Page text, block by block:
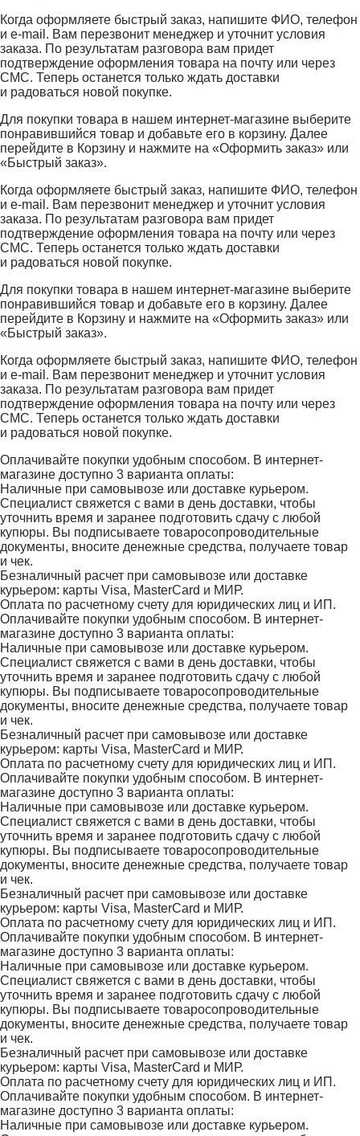
Когда оформляете быстрый заказ, напишите ФИО, телефон
и e-mail. Вам перезвонит менеджер и уточнит условия
заказа. По результатам разговора вам придет
подтверждение оформления товара на почту или через
СМС. Теперь останется только ждать доставки
и радоваться новой покупке.
Для покупки товара в нашем интернет-магазине выберите
понравившийся товар и добавьте его в корзину. Далее
перейдите в Корзину и нажмите на «Оформить заказ» или
«Быстрый заказ».
Когда оформляете быстрый заказ, напишите ФИО, телефон
и e-mail. Вам перезвонит менеджер и уточнит условия
заказа. По результатам разговора вам придет
подтверждение оформления товара на почту или через
СМС. Теперь останется только ждать доставки
и радоваться новой покупке.
Для покупки товара в нашем интернет-магазине выберите
понравившийся товар и добавьте его в корзину. Далее
перейдите в Корзину и нажмите на «Оформить заказ» или
«Быстрый заказ».
Когда оформляете быстрый заказ, напишите ФИО, телефон
и e-mail. Вам перезвонит менеджер и уточнит условия
заказа. По результатам разговора вам придет
подтверждение оформления товара на почту или через
СМС. Теперь останется только ждать доставки
и радоваться новой покупке.
Оплачивайте покупки удобным способом. В интернет-
магазине доступно 3 варианта оплаты:
Наличные при самовывозе или доставке курьером.
Специалист свяжется с вами в день доставки, чтобы
уточнить время и заранее подготовить сдачу с любой
купюры. Вы подписываете товаросопроводительные
документы, вносите денежные средства, получаете товар
и чек.
Безналичный расчет при самовывозе или доставке
курьером: карты Visa, MasterCard и МИР.
Оплата по расчетному счету для юридических лиц и ИП.
Оплачивайте покупки удобным способом. В интернет-
магазине доступно 3 варианта оплаты:
Наличные при самовывозе или доставке курьером.
Специалист свяжется с вами в день доставки, чтобы
уточнить время и заранее подготовить сдачу с любой
купюры. Вы подписываете товаросопроводительные
документы, вносите денежные средства, получаете товар
и чек.
Безналичный расчет при самовывозе или доставке
курьером: карты Visa, MasterCard и МИР.
Оплата по расчетному счету для юридических лиц и ИП.
Оплачивайте покупки удобным способом. В интернет-
магазине доступно 3 варианта оплаты:
Наличные при самовывозе или доставке курьером.
Специалист свяжется с вами в день доставки, чтобы
уточнить время и заранее подготовить сдачу с любой
купюры. Вы подписываете товаросопроводительные
документы, вносите денежные средства, получаете товар
и чек.
Безналичный расчет при самовывозе или доставке
курьером: карты Visa, MasterCard и МИР.
Оплата по расчетному счету для юридических лиц и ИП.
Оплачивайте покупки удобным способом. В интернет-
магазине доступно 3 варианта оплаты:
Наличные при самовывозе или доставке курьером.
Специалист свяжется с вами в день доставки, чтобы
уточнить время и заранее подготовить сдачу с любой
купюры. Вы подписываете товаросопроводительные
документы, вносите денежные средства, получаете товар
и чек.
Безналичный расчет при самовывозе или доставке
курьером: карты Visa, MasterCard и МИР.
Оплата по расчетному счету для юридических лиц и ИП.
Оплачивайте покупки удобным способом. В интернет-
магазине доступно 3 варианта оплаты:
Наличные при самовывозе или доставке курьером.